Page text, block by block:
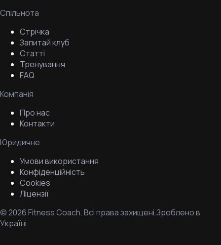
Спільнота
Стрічка
Запитай клуб
Статті
Тренування
FAQ
Компанія
Про нас
Контакти
Юридичне
Умови використання
Конфіденційність
Cookies
Ліцензії
©2026Fitness Coach.Всі права захищені.Зроблено в
Україні